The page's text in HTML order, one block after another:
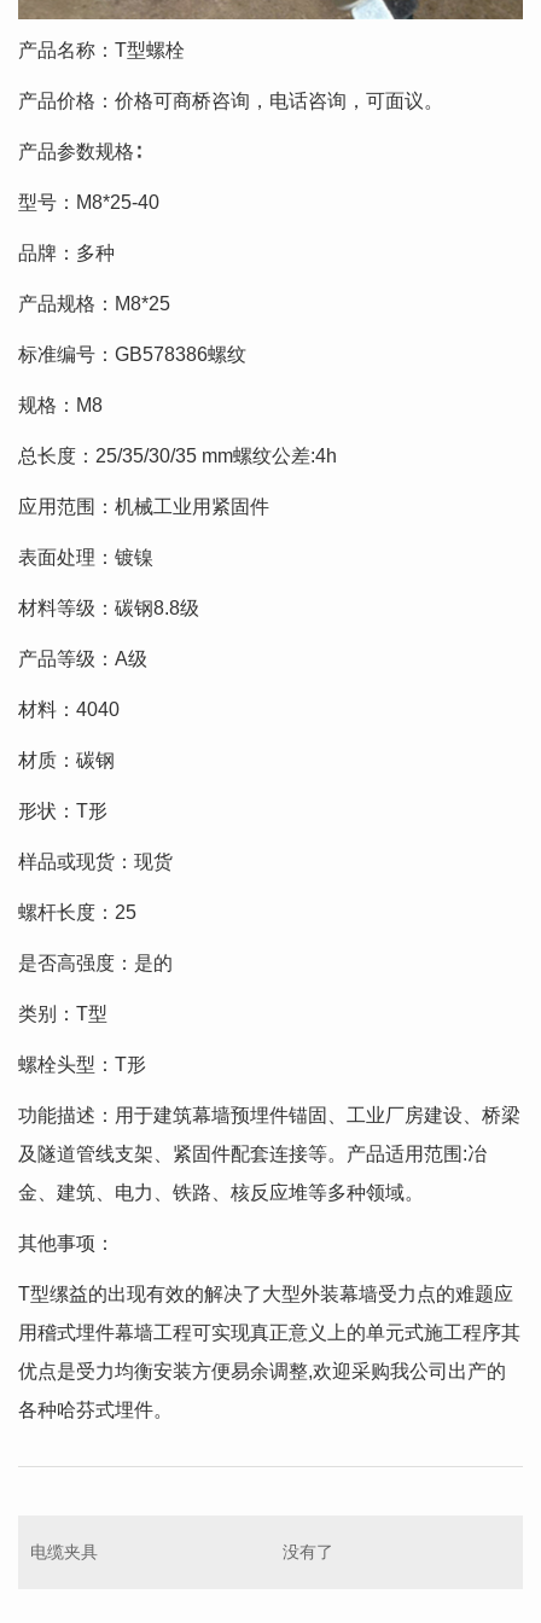
产品名称：T型螺栓
产品价格：价格可商桥咨询，电话咨询，可面议。
产品参数规格∶
型号：M8*25-40
品牌：多种
产品规格：M8*25
标准编号：GB578386螺纹
规格：M8
总长度：25/35/30/35 mm螺纹公差:4h
应用范围：机械工业用紧固件
表面处理：镀镍
材料等级：碳钢8.8级
产品等级：A级
材料：4040
材质：碳钢
形状：T形
样品或现货：现货
螺杆长度：25
是否高强度：是的
类别：T型
螺栓头型：T形
功能描述：用于建筑幕墙预埋件锚固、工业厂房建设、桥梁
及隧道管线支架、紧固件配套连接等。产品适用范围:冶
金、建筑、电力、铁路、核反应堆等多种领域。
其他事项：
T型缧益的出现有效的解决了大型外装幕墙受力点的难题应
用稽式埋件幕墙工程可实现真正意义上的单元式施工程序其
优点是受力均衡安装方便易余调整,欢迎采购我公司出产的
各种哈芬式埋件。
电缆夹具 没有了